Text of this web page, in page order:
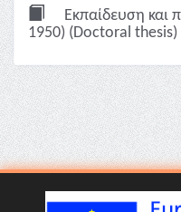
Εκπαίδευση και
1950) (Doctoral thesis)